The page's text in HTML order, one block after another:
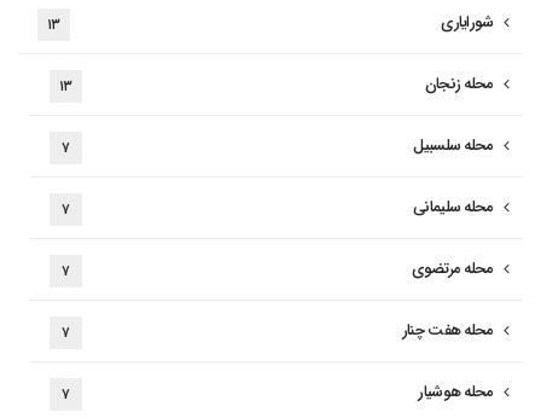
شورایاری ۱۳
محله زنجان ۱۳
محله سلسبیل ۷
محله سلیمانی ۷
محله مرتضوی ۷
محله هفت چنار ۷
محله هوشیار ۷